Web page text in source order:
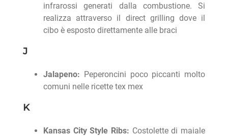
infrarossi generati dalla combustione. Si
realizza attraverso il direct grilling dove il
cibo è esposto direttamente alle braci
J
Jalapeno: Peperoncini poco piccanti molto
comuni nelle ricette tex mex
K
Kansas City Style Ribs: Costolette di maiale